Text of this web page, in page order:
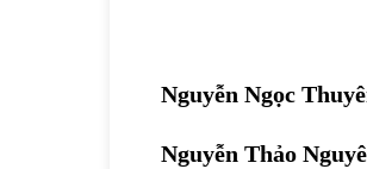
Nguyễn Ngọc
Nguyễn Thảo